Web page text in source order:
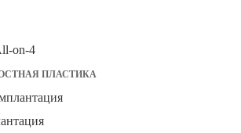
on-4
ПЛАСТИКА